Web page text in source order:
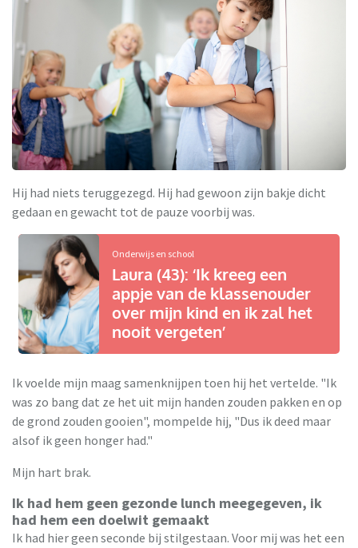
Hij had niets teruggezegd. Hij had gewoon zijn bakje dicht
gedaan en gewacht tot de pauze voorbij was.
Onderwijs en school
Laura (43): ‘Ik kreeg een
appje van de klassenouder
over mijn kind en ik zal het
nooit vergeten’
Ik voelde mijn maag samenknijpen toen hij het vertelde. "Ik
was zo bang dat ze het uit mijn handen zouden pakken en op
de grond zouden gooien", mompelde hij, "Dus ik deed maar
alsof ik geen honger had."
Mijn hart brak.
Ik had hem geen gezonde lunch meegegeven, ik
had hem een doelwit gemaakt
Ik had hier geen seconde bij stilgestaan. Voor mij was het een